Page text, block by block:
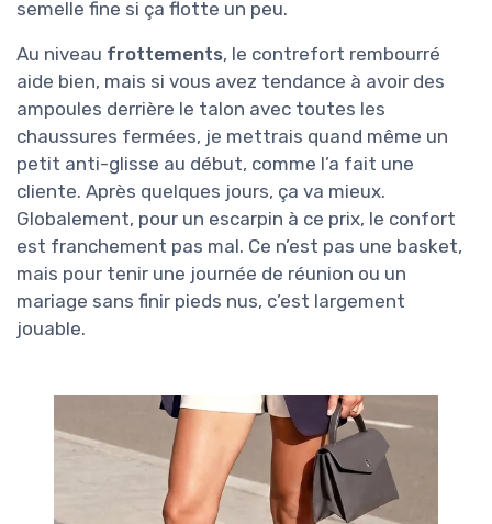
semelle fine si ça flotte un peu.
Au niveau frottements, le contrefort rembourré
aide bien, mais si vous avez tendance à avoir des
ampoules derrière le talon avec toutes les
chaussures fermées, je mettrais quand même un
petit anti-glisse au début, comme l’a fait une
cliente. Après quelques jours, ça va mieux.
Globalement, pour un escarpin à ce prix, le confort
est franchement pas mal. Ce n’est pas une basket,
mais pour tenir une journée de réunion ou un
mariage sans finir pieds nus, c’est largement
jouable.